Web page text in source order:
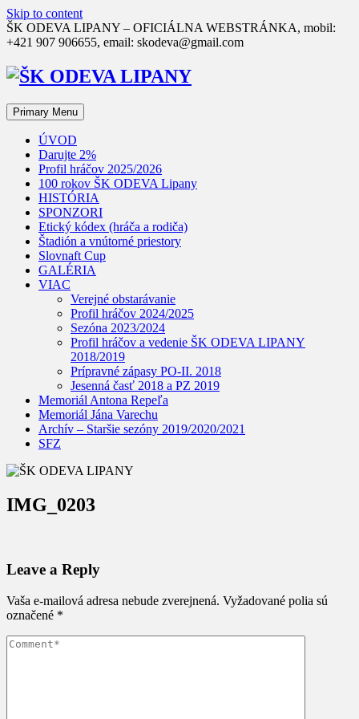
Skip to content
ŠK ODEVA LIPANY – OFICIÁLNA WEBSTRÁNKA, mobil:
+421 907 906655, email: skodeva@gmail.com
Primary Menu
ÚVOD
Darujte 2%
Profil hráčov 2025/2026
100 rokov ŠK ODEVA Lipany
HISTÓRIA
SPONZORI
Etický kódex (hráča a rodiča)
Štadión a vnútorné priestory
Slovnaft Cup
GALÉRIA
VIAC
Verejné obstarávanie
Profil hráčov 2024/2025
Sezóna 2023/2024
Profil hráčov a vedenie ŠK ODEVA LIPANY
2018/2019
Prípravné zápasy PO-II. 2018
Jesenná časť 2018 a PZ 2019
Memoriál Antona Repeľa
Memoriál Jána Varechu
Archív – Staršie sezóny 2019/2020/2021
SFZ
IMG_0203
Leave a Reply
Vaša e-mailová adresa nebude zverejnená. Vyžadované polia sú
označené *